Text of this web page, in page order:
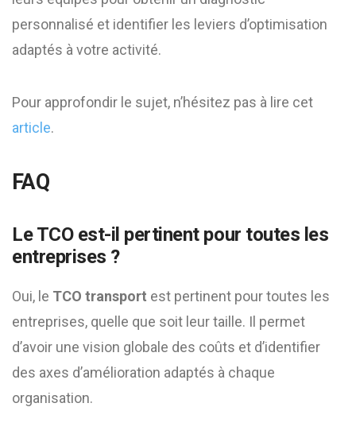
personnalisé et identifier les leviers d’optimisation
adaptés à votre activité.
Pour approfondir le sujet, n’hésitez pas à lire cet
article.
FAQ
Le TCO est-il pertinent pour toutes les
entreprises ?
Oui, le TCO transport est pertinent pour toutes les
entreprises, quelle que soit leur taille. Il permet
d’avoir une vision globale des coûts et d’identifier
des axes d’amélioration adaptés à chaque
organisation.